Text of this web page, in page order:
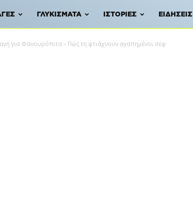
ΓΛΥΚΊΣΜΑΤΑ ΙΣΤΟΡΊΕΣ ΕΙΔΉΣΕΙΣ
για Φανουρόπιτα – Πώς τη φτιάχνουν αγαπημένοι σεφ